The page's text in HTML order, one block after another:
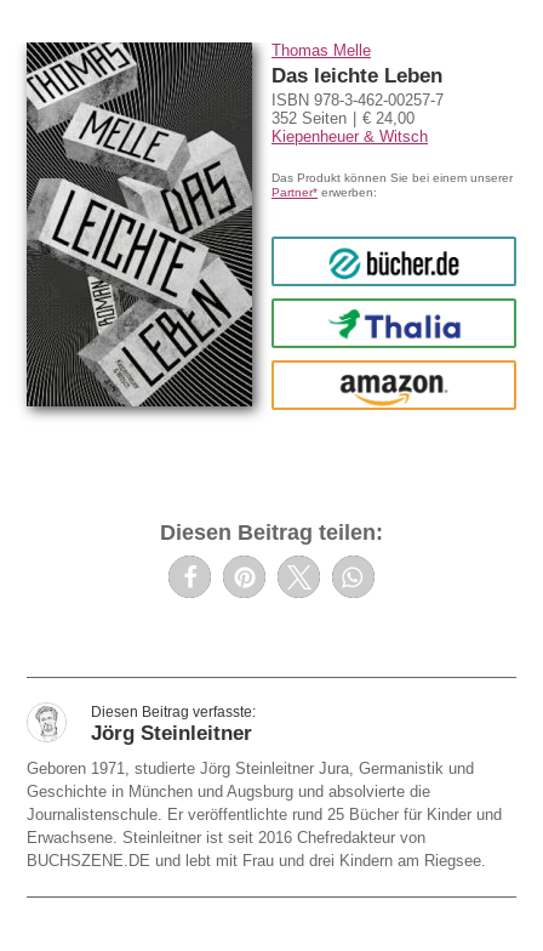
Thomas Melle
Das leichte Leben
ISBN 978-3-462-00257-7
352 Seiten
€ 24,00
Kiepenheuer & Witsch
Das Produkt können Sie bei einem unserer
Partner* erwerben:
bücher.de
Thalia
amazon
Diesen Beitrag teilen:
Jörg Steinleitner
Geboren 1971, studierte Jörg Steinleitner Jura, Germanistik und
Geschichte in München und Augsburg und absolvierte die
Journalistenschule. Er veröffentlichte rund 25 Bücher für Kinder und
Erwachsene. Steinleitner ist seit 2016 Chefredakteur von
BUCHSZENE.DE und lebt mit Frau und drei Kindern am Riegsee.